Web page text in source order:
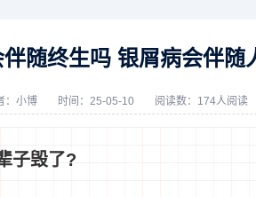
随终生吗 银屑病会伴随
小博 时间：25-05-10 阅读数：174人阅读
子毁了?